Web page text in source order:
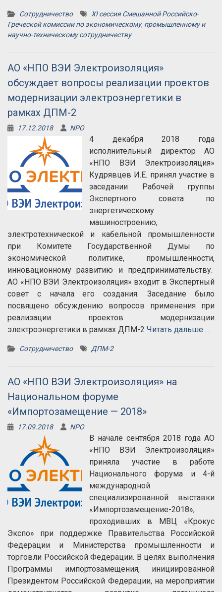
Сотрудничество
XI сессия Смешанной Российско-
Греческой комиссии по экономическому, промышленному и
научно-техническому сотрудничеству
АО «НПО ВЭИ Электроизоляция»
обсуждает вопросы реализации проектов
модернизации электроэнергетики в
рамках ДПМ-2
17.12.2018 NPO
4 декабря 2018 года
исполнительный директор АО
«НПО ВЭИ Электроизоляция»
Кудрявцев И.Е. принял участие в
заседании Рабочей группы
Экспертного совета по
энергетическому
машиностроению,
электротехнической и кабельной промышленности
при Комитете Государственной Думы по
экономической политике, промышленности,
инновационному развитию и предпринимательству.
АО «НПО ВЭИ Электроизоляция» входит в Экспертный
совет с начала его создания. Заседание было
посвящено обсуждению вопросов применения при
реализации проектов модернизации
электроэнергетики в рамках ДПМ-2 Читать дальше …
Сотрудничество ДПМ-2
АО «НПО ВЭИ Электроизоляция» на
Национальном форуме
«Импортозамещение — 2018»
17.09.2018 NPO
В начале сентября 2018 года АО
«НПО ВЭИ Электроизоляция»
приняла участие в работе
Национального форума и 4-й
международной
специализированной выставки
«Импортозамещение-2018»,
проходивших в МВЦ «Крокус
Экспо» при поддержке Правительства Российской
Федерации и Министерства промышленности и
торговли Российской Федерации. В целях выполнения
Программы импортозамещения, инициированной
Президентом Российской Федерации, на мероприятии